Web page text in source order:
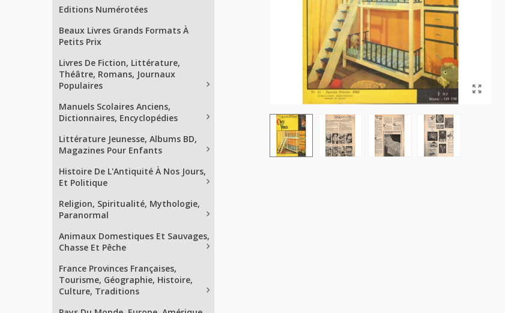
Editions Numérotées
Beaux Livres Grands Formats À
Petits Prix
Livres De Fiction, Littérature,
Théâtre, Romans, Journaux
Populaires
Manuels Scolaires Anciens,
Dictionnaires, Encyclopédies
Littérature Jeunesse, Albums BD,
Magazines Pour Enfants
Histoire De L'Antiquité À Nos Jours,
Et Politique
Religion, Spiritualité, Mythologie,
Paranormal
Animaux Domestiques Et Sauvages,
Chasse Et Pêche
France Provinces Françaises,
Tourisme, Géographie, Histoire,
Culture, Traditions